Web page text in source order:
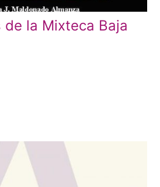
la Mixteca Baja